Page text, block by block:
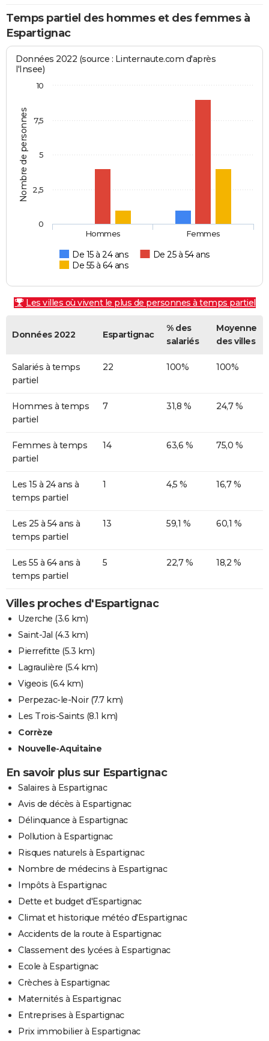
Temps partiel des hommes et des femmes à
Espartignac
Nombre de personnes
Données 2022 (source : Linternaute.com d'après
l'Insee)
De 15 à 24 ans
De 25 à 54 ans
De 55 à 64 ans
Hommes Femmes
0
2,5
5
7,5
10
Les villes où vivent le plus de personnes à temps partiel
Données 2022 Espartignac
% des
salariés
Moyenne
des villes
Salariés à temps
partiel
22 100% 100%
Hommes à temps
partiel
7 31,8 % 24,7 %
Femmes à temps
partiel
14 63,6 % 75,0 %
Les 15 à 24 ans à
temps partiel
1 4,5 % 16,7 %
Les 25 à 54 ans à
temps partiel
13 59,1 % 60,1 %
Les 55 à 64 ans à
temps partiel
5 22,7 % 18,2 %
Villes proches d'Espartignac
Uzerche (3.6 km)
Saint-Jal (4.3 km)
Pierrefitte (5.3 km)
Lagraulière (5.4 km)
Vigeois (6.4 km)
Perpezac-le-Noir(7.7 km)
Les Trois-Saints (8.1 km)
Corrèze
Nouvelle-Aquitaine
En savoir plus sur Espartignac
Salaires à Espartignac
Avis de décès à Espartignac
Délinquance à Espartignac
Pollution à Espartignac
Risques naturels à Espartignac
Nombre de médecins à Espartignac
Impôts à Espartignac
Dette et budget d'Espartignac
Climat et historique météo d'Espartignac
Accidents de la route à Espartignac
Classement des lycées à Espartignac
Ecole à Espartignac
Crèches à Espartignac
Maternités à Espartignac
Entreprises à Espartignac
Prix immobilier à Espartignac